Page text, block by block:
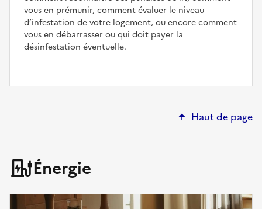
vous en prémunir, comment évaluer le niveau
d’infestation de votre logement, ou encore comment
vous en débarrasser ou qui doit payer la
désinfestation éventuelle.
Haut de page
Énergie